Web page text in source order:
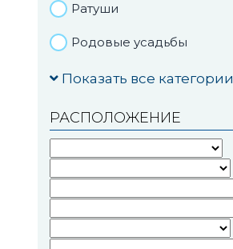
Ратуши
Родовые усадьбы
Садово-парковая
Национальные парки и
заказники
Озера и водоемы
Памятники археологии
Показать все категории
РАСПОЛОЖЕНИЕ